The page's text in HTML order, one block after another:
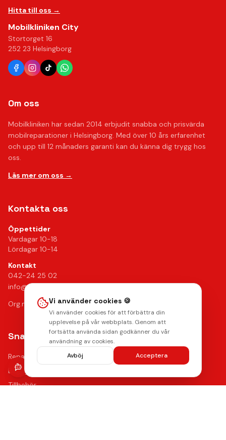
Hitta till oss →
Mobilkliniken City
Stortorget 16
252 23 Helsingborg
Om oss
Mobilkliniken har sedan 2014 erbjudit snabba och prisvärda
mobilreparationer i Helsingborg. Med över 10 års erfarenhet
och upp till 12 månaders garanti kan du känna dig trygg hos
oss.
Läs mer om oss →
Kontakta oss
Öppettider
Vardagar 10-18
Lördagar 10-14
Kontakt
042-24 25 02
info@mobilkliniken.se
Org.nr: 556946-9199
Snabblänkar
Reparationer
Begagnade mobiler
Tillbehör
Vi använder cookies 🍪
Vi använder cookies för att förbättra din
upplevelse på vår webbplats. Genom att
fortsätta använda sidan godkänner du vår
användning av cookies.
Avböj
Acceptera